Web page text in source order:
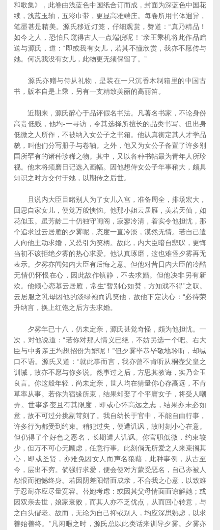
和歌集》，此卷由浅蓝色中国纸合订而成，封面为深蓝色中国花
续，浅蓝玉轴，五彩巾带，更显高雅端庄。每卷所用书体迥异，
笔墨甚是精美。源氏移近灯笼，仔细观赏，赞道：“真乃精品！
如今之人，恐怕只窥得古人一点端倪呢！”亲王乘机将此作品赠
送与源氏，道：“即或我有女儿，若其不懂欣赏，我亦不愿传与
她。何况我没有女儿，此物更无须保留了。”
源氏亦赠与侍从礼物，是装在一只沉香木制箱里的中国古
书，版本自是上乘，另有一支精致美丽的高丽笛。
近期来，源氏醉心于品评假名书法。凡著名书家，不论身份
高贵低贱，他均-一寻访，令其选择所擅长的品类书写。但出身
低微之人所作，不被纳入女公子之书箱。他认真衡定其人才学品
貌，叫他们分写册子与卷轴。之外，他又为女公子备置了许多别
国所罕有的诸种珍稀之物。其中，又以各种书帖最为青年人所珍
视。他末将须磨日记选入画幅。因他想侍女公子年事稍大，颇具
知识之时方交付于她，以期传之后世。
且说内大臣目睹别人为了女儿入宫，准备周全，排场宏大，
回思自家女儿，便觉万般懊恼。他那小姐云居雁，美若天仙，如
花似玉。虽芳龄二十仍独守闺阁，寂寥冷清，着实令他担忧，那
个追求过云居雁的夕雾呢，态度一直冷淡，漠然无情。若自己遣
人向他主动求婚，又恐引为笑柄。故此，内大臣暗自悲叹，更悔
当初不该拒绝夕雾的热心求爱。他认真琢磨，这也难怪夕雾再无
表示。夕雾亦闻知内大臣有后悔之意。但他对昔日内大臣的冷酷
无情仍怀恨在心，因此故作镇静，不去求婚。但他决非另有新
欢。他倾心恋慕云居雁，常生“暂别心如焚，方知戏不得”之叹。
云居服之乳母因他的淡绿袍而讥笑他，故他下定决心：“必待荣
升纳言，换上红饱之后方去求婚。
夕雾年已十八，仍未定亲，源氏甚觉奇怪，颇为他担忧。一
次，对他说道：“若你对那人情义已绝，不妨另选一个吧。右大
臣与中务亲王均想招份为婿呢！”但夕雾毕恭毕敬地聆听，却缄
口不语。源氏又道：“就此事而言，我亦曾不肯听从桐壶父皇之
训诫，故亦不愿与你多说。然事过之后，方思其教诲，实乃金玉
良言。你这般年轻，尚未定亲，世人均在猜量你心存高远，不肯
草率从事。若你为宿缘所束，结果却娶了个平庸女子，将受人嘲
弄。世事多变且有其限度，即或心怀高远之志，结果亦未必如
意，故不可过分挑剔苛刻了。我自幼长于官中，不能自由行事，
许多行为都受到约束。稍犯过失，便遭讥讽，故时刻小心在意。
但仍得了个好色之恶名，长期遭人讥讽。你官职低微，约束较
少，但万不可心无顾虑，任意行事。此刻倘无所爱之人来束搁其
心，即或圣贤，亦难免因女人而声名狼藉，此种事例，从古至
今，层出不穷。倘强行求爱，便会使对方蒙受恶名，自己亦被人
怨恨而抱憾终身。若因阴差阳错而成亲，不合我之心意，以致难
于忍耐亦应尽量宽容。替她考虑：或因其父母情面而谅解她；或
因双亲去世，娘家衰败，而其人亦不乏优点，从而回心转意，与
之白头偕老。故而，无论为自己抑或别人，均应深思熟虑，以求
善始善终。”凡闲暇之时，源氏总以此类话来训导夕雾。夕雾亦